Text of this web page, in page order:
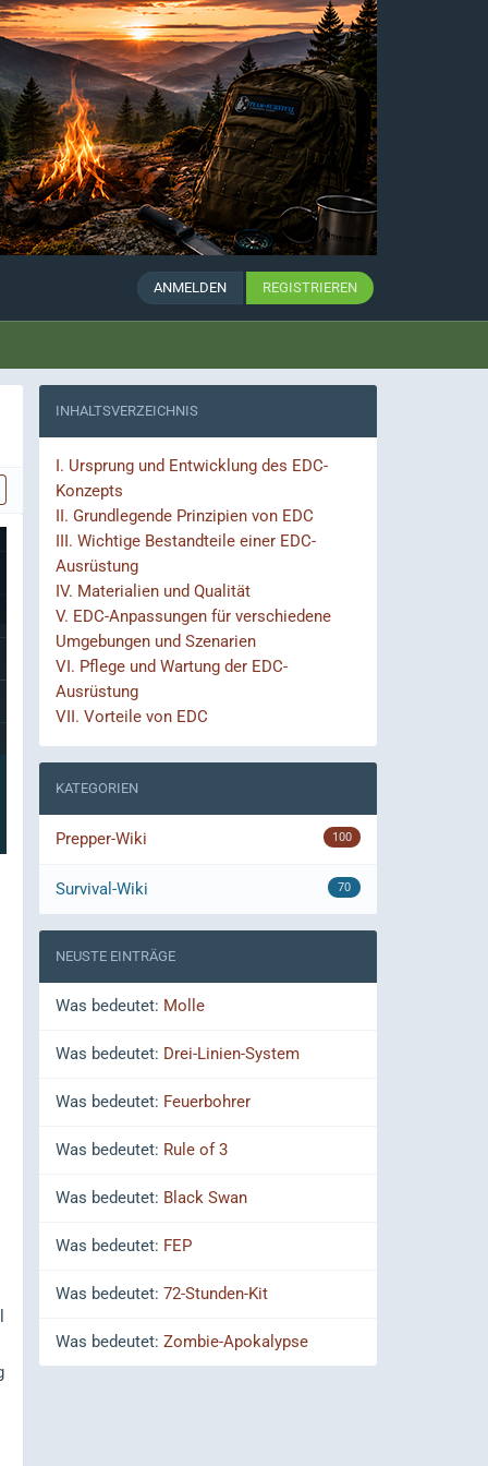
ANMELDEN REGISTRIEREN
INHALTSVERZEICHNIS
I. Ursprung und Entwicklung des EDC-
Konzepts
II. Grundlegende Prinzipien von EDC
III. Wichtige Bestandteile einer EDC-
Ausrüstung
IV. Materialien und Qualität
V. EDC-Anpassungen für verschiedene
Umgebungen und Szenarien
VI. Pflege und Wartung der EDC-
Ausrüstung
VII. Vorteile von EDC
KATEGORIEN
Prepper-Wiki 100
Survival-Wiki 70
NEUSTE EINTRÄGE
Was bedeutet: Molle
Was bedeutet: Drei-Linien-System
Was bedeutet: Feuerbohrer
Was bedeutet: Rule of 3
Was bedeutet: Black Swan
Was bedeutet: FEP
Was bedeutet: 72-Stunden-Kit
Was bedeutet: Zombie-Apokalypse